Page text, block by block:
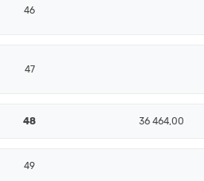
46
47
48 36 464,00
49